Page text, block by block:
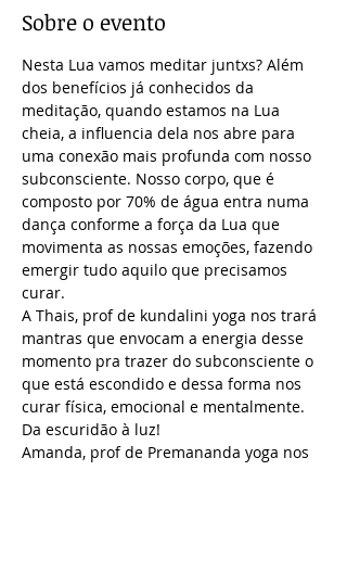
Sobre o evento
Nesta Lua vamos meditar juntxs? Além
dos benefícios já conhecidos da
meditação, quando estamos na Lua
cheia, a influencia dela nos abre para
uma conexão mais profunda com nosso
subconsciente. Nosso corpo, que é
composto por 70% de água entra numa
dança conforme a força da Lua que
movimenta as nossas emoções, fazendo
emergir tudo aquilo que precisamos
curar.
A Thais, prof de kundalini yoga nos trará
mantras que envocam a energia desse
momento pra trazer do subconsciente o
que está escondido e dessa forma nos
curar física, emocional e mentalmente.
Da escuridão à luz!
Amanda, prof de Premananda yoga nos